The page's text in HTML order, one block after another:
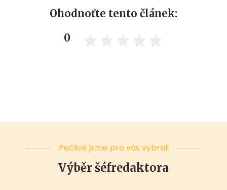
Ohodnoťte tento článek:
0
Pečlivě jsme pro vás vybrali
Výběr šéfredaktora